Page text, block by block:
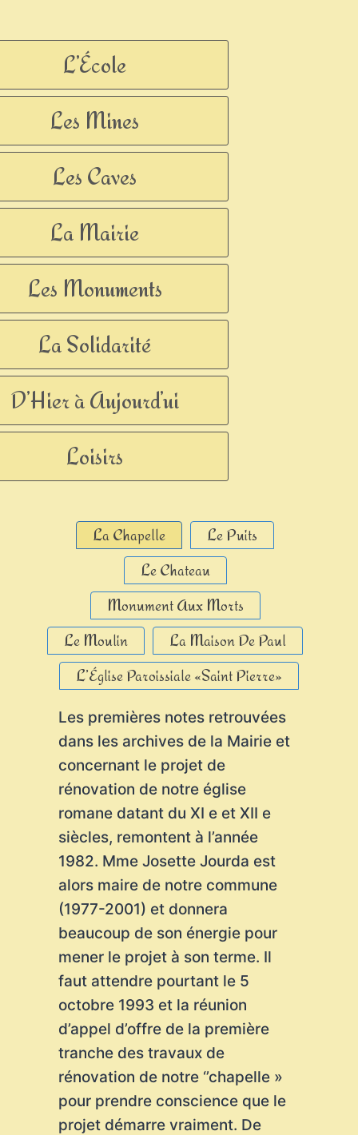
L’École
Les Mines
Les Caves
La Mairie
Les Monuments
La Solidarité
D’Hier à Aujourd’ui
Loisirs
La Chapelle
Le Puits
Le Chateau
Monument Aux Morts
Le Moulin
La Maison De Paul
L’Église Paroissiale «Saint Pierre»
Les premières notes retrouvées
dans les archives de la Mairie et
concernant le projet de
rénovation de notre église
romane datant du XI e et XII e
siècles, remontent à l’année
1982. Mme Josette Jourda est
alors maire de notre commune
(1977-2001) et donnera
beaucoup de son énergie pour
mener le projet à son terme. Il
faut attendre pourtant le 5
octobre 1993 et la réunion
d’appel d’offre de la première
tranche des travaux de
rénovation de notre ‘’chapelle »
pour prendre conscience que le
projet démarre vraiment. De